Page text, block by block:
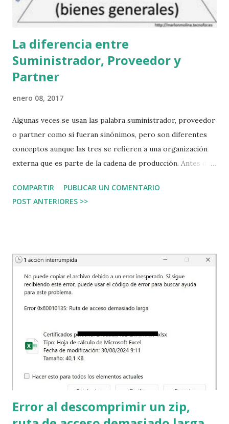
La diferencia entre
Suministrador, Proveedor y
Partner
enero 08, 2017
Algunas veces se usan las palabra suministrador, proveedor
o partner como si fueran sinónimos, pero son diferentes
conceptos aunque las tres se refieren a una organización
externa que es parte de la cadena de producción. Antes de
recursos y bienes necesita una organización de otra
externa. Sin importar si es una empresa privada, una
propios servicios. ¿Qué tipos de recursos necesita la
organización? Insumos y bienes generales: En la empresa
se necesita papel, bolígrafos, grapas, tinta, café, carpetas, y
otros insumos que son necesarios e importantes pero que
de dónde vienen o dónde se almacenan. Hay otros posibles
insumos y bienes como la electricidad, los teléfonos,
Internet, quizá el metro y el autobús; estos...
COMPARTIR
PUBLICAR UN COMENTARIO
POST ANTERIORES >>
Error al descomprimir un zip,